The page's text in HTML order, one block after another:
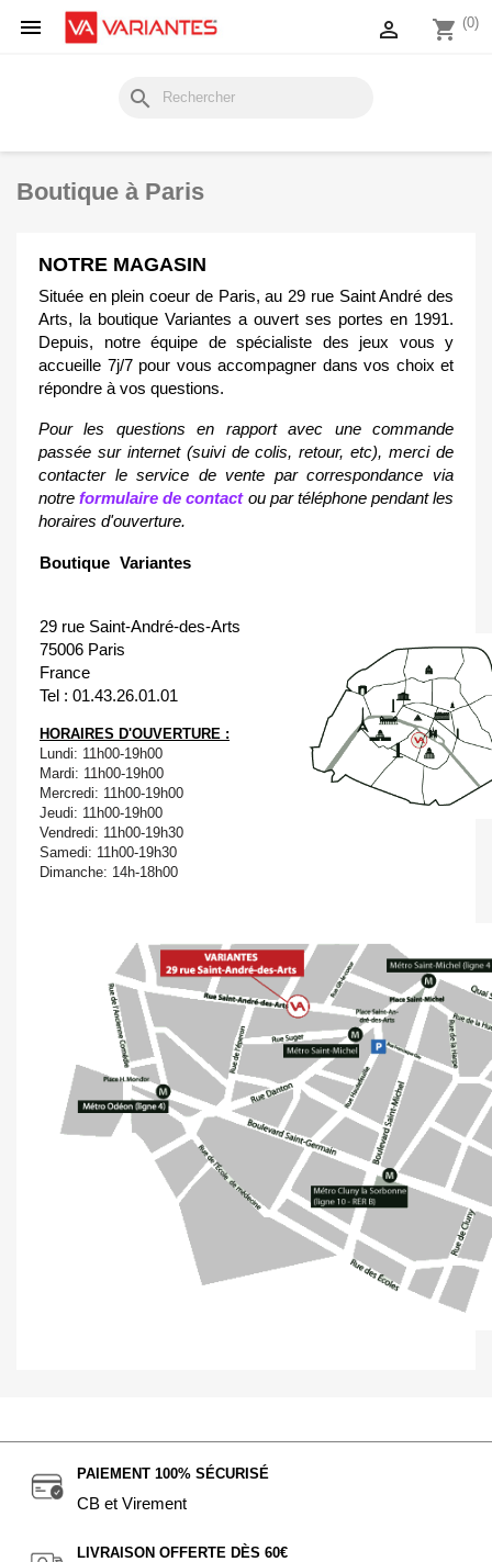
 shopping_cart (0)

search
Boutique à Paris
NOTRE MAGASIN
Située en plein coeur de Paris, au 29 rue Saint André des
Arts, la boutique Variantes a ouvert ses portes en 1991.
Depuis, notre équipe de spécialiste des jeux vous y
accueille 7j/7 pour vous accompagner dans vos choix et
répondre à vos questions.
Pour les questions en rapport avec une commande
passée sur internet (suivi de colis, retour, etc), merci de
contacter le service de vente par correspondance via
notreformulaire de contact ou par téléphone pendant les
horaires d'ouverture.
Boutique Variantes
29 rue Saint-André-des-Arts
75006 Paris
France
Tel : 01.43.26.01.01
HORAIRES D'OUVERTURE :
Lundi: 11h00-19h00
Mardi: 11h00-19h00
Mercredi: 11h00-19h00
Jeudi: 11h00-19h00
Vendredi: 11h00-19h30
Samedi: 11h00-19h30
Dimanche: 14h-18h00
PAIEMENT 100% SÉCURISÉ
CB et Virement
LIVRAISON OFFERTE DÈS 60€